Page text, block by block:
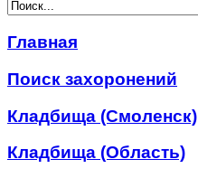
Главная
Поиск захоронений
Кладбища (Смоленск)
Кладбища (Область)